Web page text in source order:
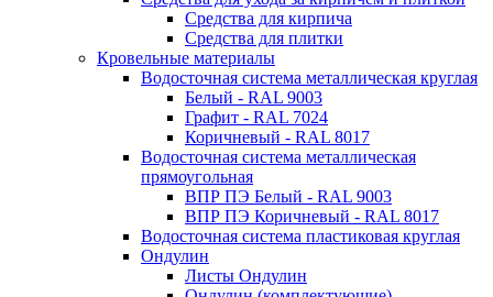
Средства для кирпича
Средства для плитки
Кровельные материалы
Водосточная система металлическая круглая
Белый - RAL 9003
Графит - RAL 7024
Коричневый - RAL 8017
Водосточная система металлическая
прямоугольная
ВПР ПЭ Белый - RAL 9003
ВПР ПЭ Коричневый - RAL 8017
Водосточная система пластиковая круглая
Ондулин
Листы Ондулин